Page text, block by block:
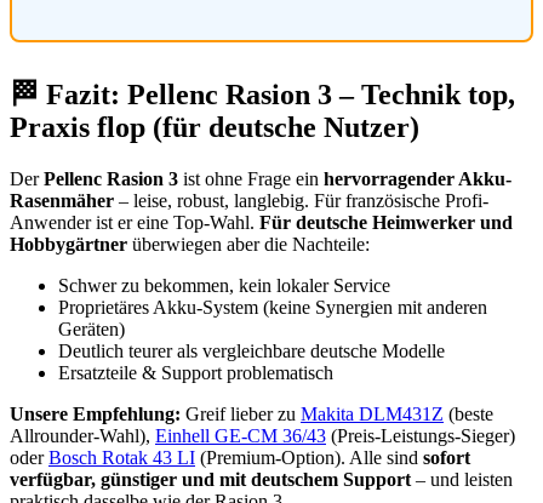
🏁 Fazit: Pellenc Rasion 3 – Technik top,
Praxis flop (für deutsche Nutzer)
DerPellenc Rasion 3 ist ohne Frage ein hervorragender Akku-
Rasenmäher – leise, robust, langlebig. Für französische Profi-
Anwender ist er eine Top-Wahl. Für deutsche Heimwerker und
Hobbygärtner überwiegen aber die Nachteile:
Schwer zu bekommen, kein lokaler Service
Proprietäres Akku-System (keine Synergien mit anderen
Geräten)
Deutlich teurer als vergleichbare deutsche Modelle
Ersatzteile & Support problematisch
Unsere Empfehlung: Greif lieber zu Makita DLM431Z (beste
Allrounder-Wahl), Einhell GE-CM 36/43 (Preis-Leistungs-Sieger)
oderBosch Rotak 43 LI (Premium-Option). Alle sind sofort
verfügbar, günstiger und mit deutschem Support – und leisten